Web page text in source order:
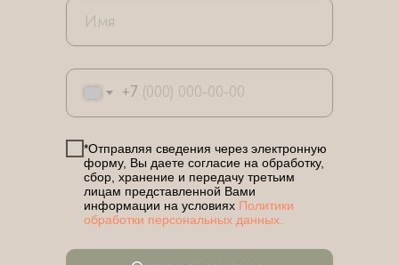
+7
*Отправляя сведения через электронную
форму, Вы даете согласие на обработку,
сбор, хранение и передачу третьим
лицам представленной Вами
информации на условиях Политики
обработки персональных данных.